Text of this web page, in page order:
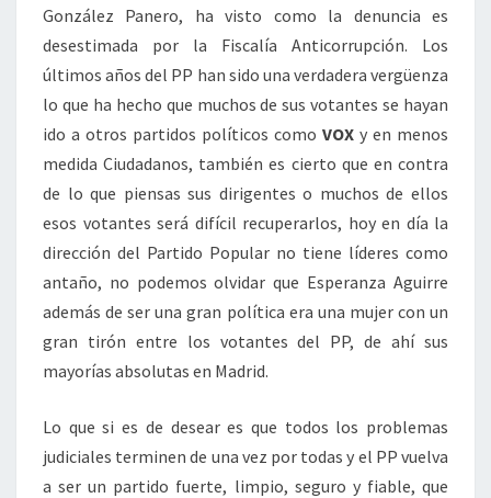
González Panero, ha visto como la denuncia es
desestimada por la Fiscalía Anticorrupción. Los
últimos años del PP han sido una verdadera vergüenza
lo que ha hecho que muchos de sus votantes se hayan
ido a otros partidos políticos como VOX y en menos
medida Ciudadanos, también es cierto que en contra
de lo que piensas sus dirigentes o muchos de ellos
esos votantes será difícil recuperarlos, hoy en día la
dirección del Partido Popular no tiene líderes como
antaño, no podemos olvidar que Esperanza Aguirre
además de ser una gran política era una mujer con un
gran tirón entre los votantes del PP, de ahí sus
mayorías absolutas en Madrid.
Lo que si es de desear es que todos los problemas
judiciales terminen de una vez por todas y el PP vuelva
a ser un partido fuerte, limpio, seguro y fiable, que